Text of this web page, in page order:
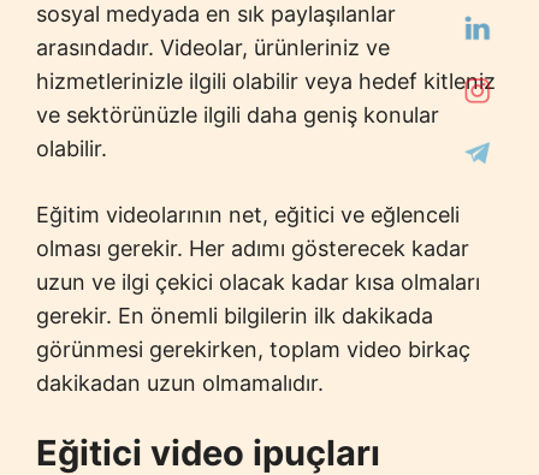
sosyal medyada en sık paylaşılanlar
arasındadır. Videolar, ürünleriniz ve
hizmetlerinizle ilgili olabilir veya hedef kitleniz
ve sektörünüzle ilgili daha geniş konular
olabilir.
Eğitim videolarının net, eğitici ve eğlenceli
olması gerekir. Her adımı gösterecek kadar
uzun ve ilgi çekici olacak kadar kısa olmaları
gerekir. En önemli bilgilerin ilk dakikada
görünmesi gerekirken, toplam video birkaç
dakikadan uzun olmamalıdır.
Eğitici video ipuçları